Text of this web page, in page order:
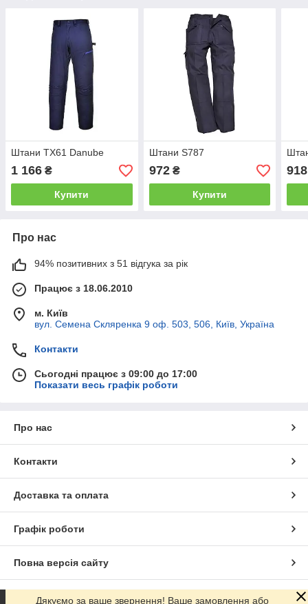
Штани TX61 Danube
1 166 ₴
Купити
Штани S787
972₴
Купити
918
Про нас
94% позитивних з 51 відгука за рік
Працює з 18.06.2010
м. Київ
вул. Семена Скляренка 9 оф. 503, 506, Київ, Україна
Контакти
Сьогодні працює з 09:00 до 17:00
Показати весь графік роботи
Про нас
Контакти
Доставка та оплата
Графік роботи
Повна версія сайту
Сайт створено на маркетплейсіProm.ua
Дякуємо за ваше звернення! Ваше замовлення або